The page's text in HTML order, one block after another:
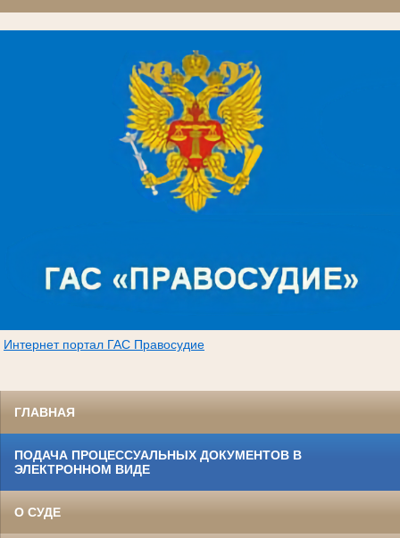
Интернет портал ГАС Правосудие
ГЛАВНАЯ
ПОДАЧА ПРОЦЕССУАЛЬНЫХ ДОКУМЕНТОВ В
ЭЛЕКТРОННОМ ВИДЕ
О СУДЕ